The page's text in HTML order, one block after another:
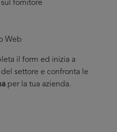
fornitore
Web
il form ed inizia a
settore e confronta le
per la tua azienda.